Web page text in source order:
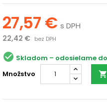
27,57 € s DPH
22,42 € bez DPH
check_circle Skladom
Množstvo
